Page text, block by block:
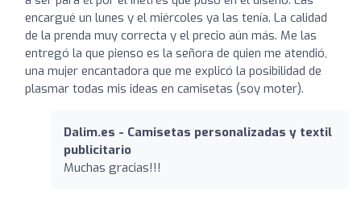
encargué un lunes y el miércoles ya las tenía. La calidad
de la prenda muy correcta y el precio aún más. Me las
entregó la que pienso es la señora de quien me atendió,
una mujer encantadora que me explicó la posibilidad de
plasmar todas mis ideas en camisetas (soy moter).
Dalim.es - Camisetas personalizadas y textil
publicitario
Muchas gracias!!!